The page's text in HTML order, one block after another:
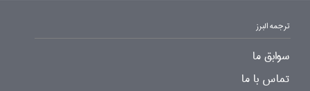
ترجمه البرز
سوابق ما
تماس با ما